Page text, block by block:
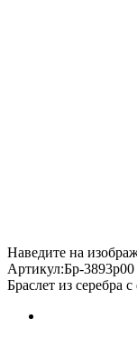
Наведите на
Артикул:Бр-3893р00
Браслет из серебра